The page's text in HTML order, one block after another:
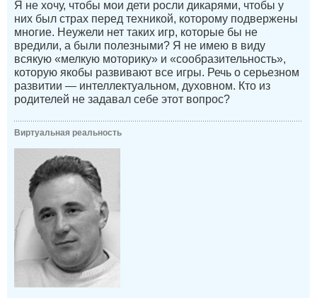
Я не хочу, чтобы мои дети росли дикарями, чтобы у
них был страх перед техникой, которому подвержены
многие. Неужели нет таких игр, которые бы не
вредили, а были полезными? Я не имею в виду
всякую «мелкую моторику» и «сообразительность»,
которую якобы развивают все игры. Речь о серьезном
развитии — интеллектуальном, духовном. Кто из
родителей не задавал себе этот вопрос?
Виртуальная реальность